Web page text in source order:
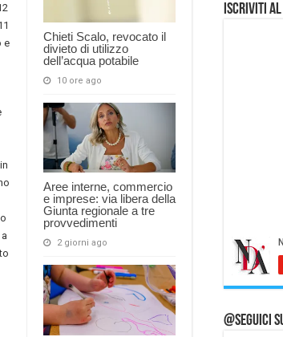
Chieti Scalo, revocato il
divieto di utilizzo
dell’acqua potabile
10 ore ago
Aree interne, commercio
e imprese: via libera della
Giunta regionale a tre
provvedimenti
2 giorni ago
e
Iscriviti al
@Seguici